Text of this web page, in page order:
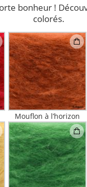
bonheur !
colorés.
Mouflon à l’horizon